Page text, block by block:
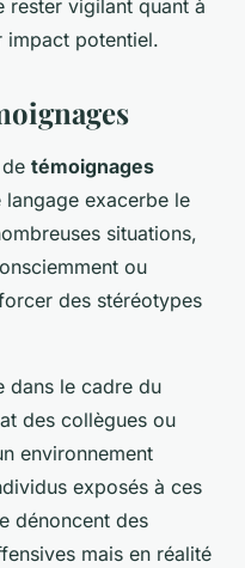
rester vigilant quant à
impact potentiel.
témoignages
exacerbe le
situations,
ou
des stéréotypes
dans le cadre du
des collègues ou
environnement
exposés à ces
dénoncent des
mais en réalité